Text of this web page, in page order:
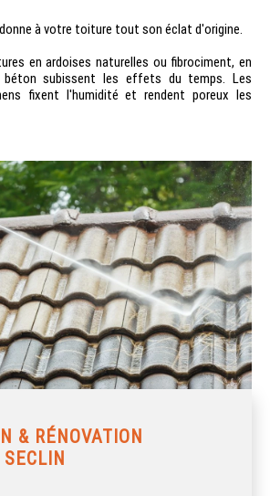
à votre toiture tout son éclat d'origine.
en ardoises naturelles ou fibrociment, en
subissent les effets du temps. Les
fixent l'humidité et rendent poreux les
& RÉNOVATION